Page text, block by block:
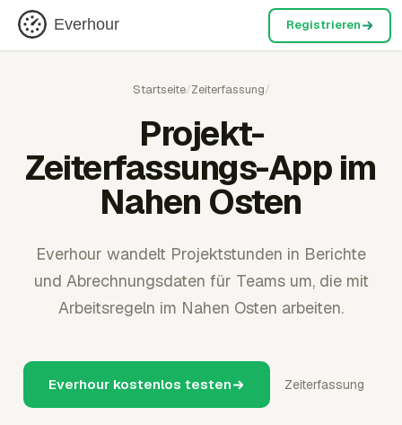
Everhour Registrieren
Startseite/Zeiterfassung/
Projekt-
Zeiterfassungs-App im
Nahen Osten
Everhour wandelt Projektstunden in Berichte
und Abrechnungsdaten für Teams um, die mit
Arbeitsregeln im Nahen Osten arbeiten.
Everhour kostenlos testen Zeiterfassung